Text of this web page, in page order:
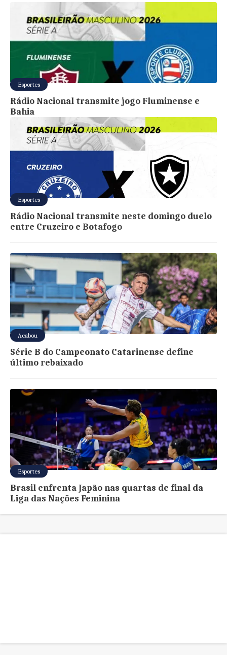
Esportes
Rádio Nacional transmite jogo Fluminense e
Bahia
Esportes
Rádio Nacional transmite neste domingo duelo
entre Cruzeiro e Botafogo
Acabou
Série B do Campeonato Catarinense define
último rebaixado
Esportes
Brasil enfrenta Japão nas quartas de final da
Liga das Nações Feminina